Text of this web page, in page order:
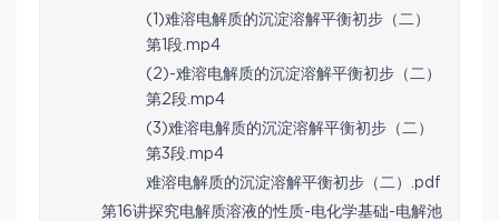
(1)难溶电解质的沉淀溶解平衡初步（二）
第1段.mp4
(2)-难溶电解质的沉淀溶解平衡初步（二）
第2段.mp4
(3)难溶电解质的沉淀溶解平衡初步（二）
第3段.mp4
难溶电解质的沉淀溶解平衡初步（二）.pdf
第16讲探究电解质溶液的性质-电化学基础-电解池